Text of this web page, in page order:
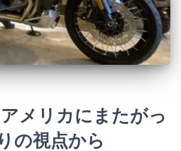
メリカにまたがっ
の視点から